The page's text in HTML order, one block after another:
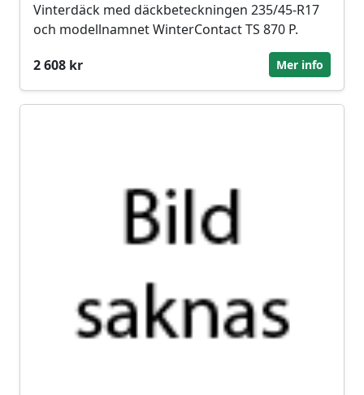
Vinterdäck med däckbeteckningen 235/45-R17
och modellnamnet WinterContact TS 870 P.
2 608 kr
Mer info